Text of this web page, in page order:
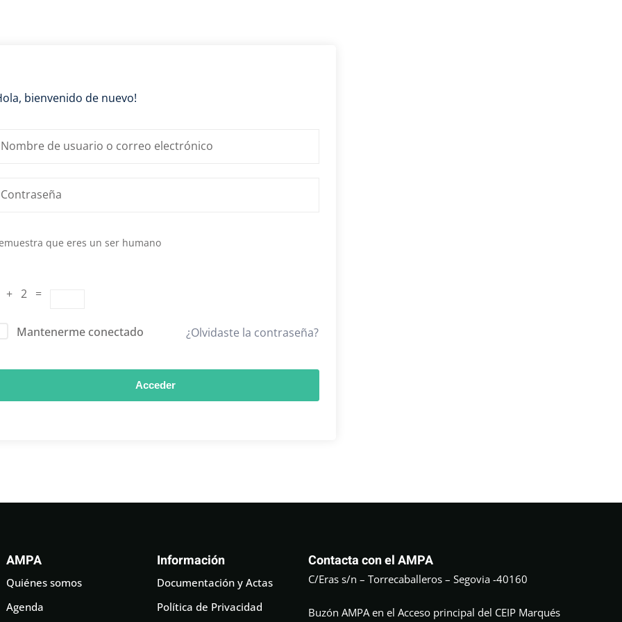
bienvenido de nuevo!
que eres un ser humano
+ 2 =
Mantenerme conectado ¿Olvidaste la contraseña?
Acceder
AMPA
Quiénes somos
Agenda
Información
Documentación y Actas
Política de Privacidad
Contacta con el AMPA
C/Eras s/n – Torrecaballeros – Segovia -40160
Buzón AMPA en el Acceso principal del CEIP Marqués